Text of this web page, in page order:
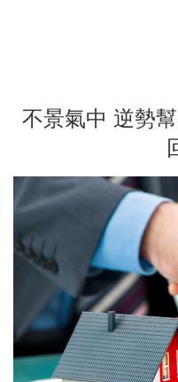
不景氣中 逆勢